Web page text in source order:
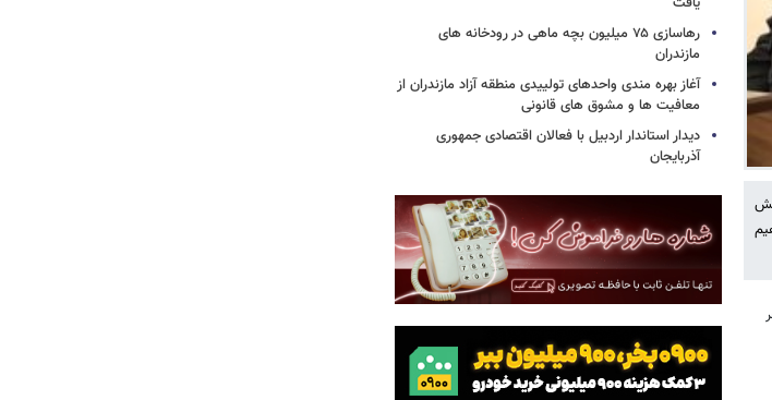
رهاسازی ۷۵ میلیون بچه ماهی در رودخانه های
مازندران
آغاز بهره مندی واحدهای تولییدی منطقه آزاد مازندران از
معافیت ها و مشوق های قانونی
دیدار استاندار اردبیل با فعالان اقتصادی جمهوری
آذربایجان